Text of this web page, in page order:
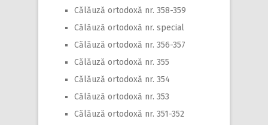
Călăuză ortodoxă nr. 358-359
Călăuză ortodoxă nr. special
Călăuză ortodoxă nr. 356-357
Călăuză ortodoxă nr. 355
Călăuză ortodoxă nr. 354
Călăuză ortodoxă nr. 353
Călăuză ortodoxă nr. 351-352